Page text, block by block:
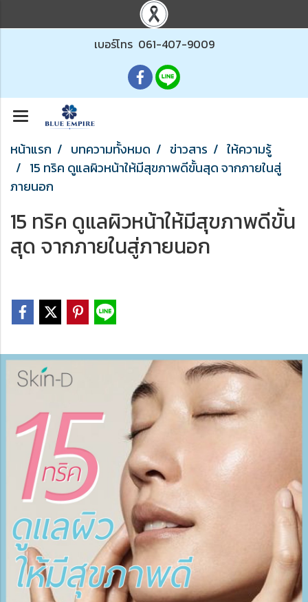
เบอร์โทร 061-407-9009
หน้าแรก บทความทั้งหมด ข่าวสาร
ให้ความรู้
15 ทริค ดูแลผิวหน้าให้มีสุขภาพดีขั้นสุด จากภายในสู่
ภายนอก
15 ทริค ดูแลผิวหน้าให้มีสุขภาพดีขั้น
สุด จากภายในสู่ภายนอก